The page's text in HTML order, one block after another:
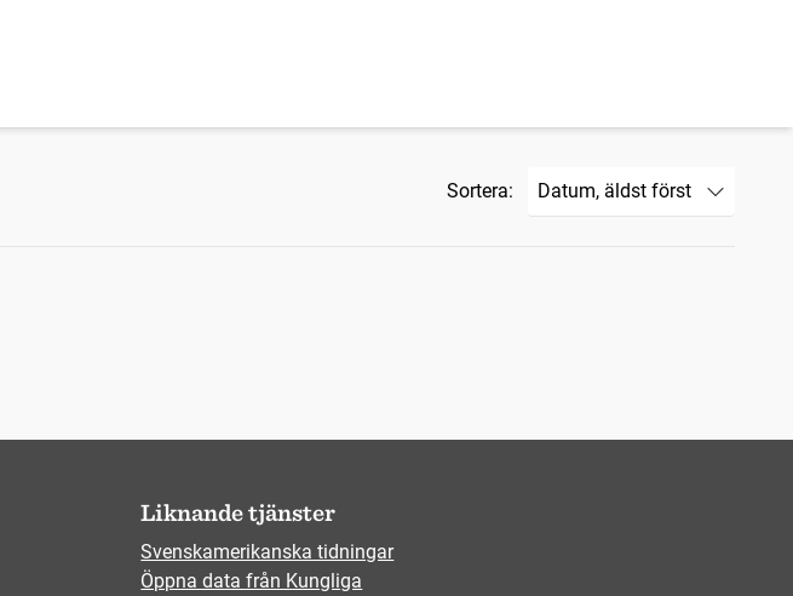
Sortera:
Liknande tjänster
Svenskamerikanska tidningar
Öppna data från Kungliga